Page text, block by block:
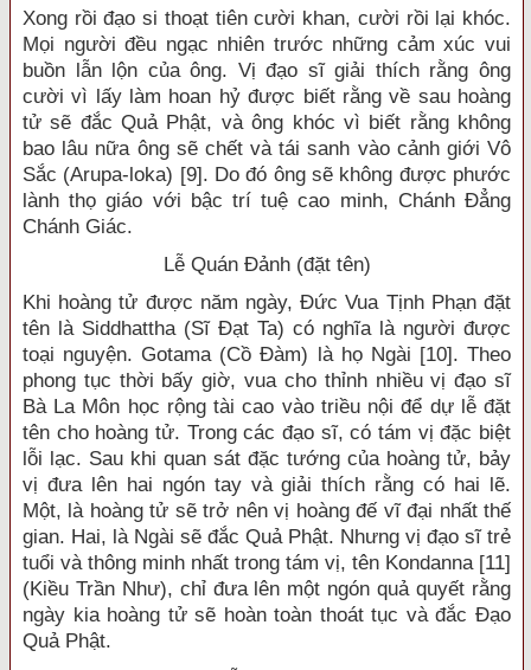
Xong rồi đạo si thoạt tiên cười khan, cười rồi lại khóc.
Mọi người đều ngạc nhiên trước những cảm xúc vui
buồn lẫn lộn của ông. Vị đạo sĩ giải thích rằng ông
cười vì lấy làm hoan hỷ được biết rằng về sau hoàng
tử sẽ đắc Quả Phật, và ông khóc vì biết rằng không
bao lâu nữa ông sẽ chết và tái sanh vào cảnh giới Vô
Sắc (Arupa-loka) [9]. Do đó ông sẽ không được phước
lành thọ giáo với bậc trí tuệ cao minh, Chánh Đẳng
Chánh Giác.
Lễ Quán Đảnh (đặt tên)
Khi hoàng tử được năm ngày, Đức Vua Tịnh Phạn đặt
tên là Siddhattha (Sĩ Đạt Ta) có nghĩa là người được
toại nguyện. Gotama (Cồ Đàm) là họ Ngài [10]. Theo
phong tục thời bấy giờ, vua cho thỉnh nhiều vị đạo sĩ
Bà La Môn học rộng tài cao vào triều nội để dự lễ đặt
tên cho hoàng tử. Trong các đạo sĩ, có tám vị đặc biệt
lỗi lạc. Sau khi quan sát đặc tướng của hoàng tử, bảy
vị đưa lên hai ngón tay và giải thích rằng có hai lẽ.
Một, là hoàng tử sẽ trở nên vị hoàng đế vĩ đại nhất thế
gian. Hai, là Ngài sẽ đắc Quả Phật. Nhưng vị đạo sĩ trẻ
tuổi và thông minh nhất trong tám vị, tên Kondanna [11]
(Kiều Trần Như), chỉ đưa lên một ngón quả quyết rằng
ngày kia hoàng tử sẽ hoàn toàn thoát tục và đắc Đạo
Quả Phật.